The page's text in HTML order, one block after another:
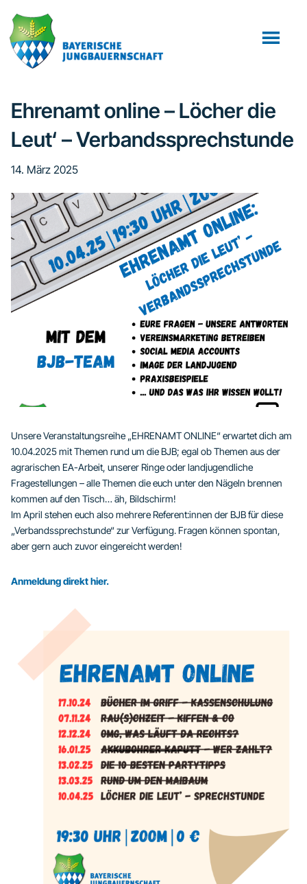
Inhalt
springen
Fußzeile
springen
Ehrenamt online – Löcher die
Leut‘ – Verbandssprechstunde
14. März 2025
Unsere Veranstaltungsreihe „EHRENAMT ONLINE“ erwartet dich am
10.04.2025 mit Themen rund um die BJB; egal ob Themen aus der
agrarischen EA-Arbeit, unserer Ringe oder landjugendliche
Fragestellungen – alle Themen die euch unter den Nägeln brennen
kommen auf den Tisch… äh, Bildschirm!
Im April stehen euch also mehrere Referent:innen der BJB für diese
„Verbandssprechstunde“ zur Verfügung. Fragen können spontan,
aber gern auch zuvor eingereicht werden!
Anmeldung direkt hier.